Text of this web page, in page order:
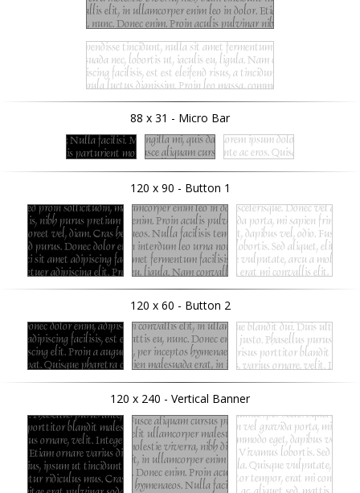
88 x 31 - Micro Bar
120 x 90 - Button 1
120 x 60 - Button 2
120 x 240 - Vertical Banner